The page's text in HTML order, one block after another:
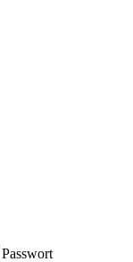
Passwort